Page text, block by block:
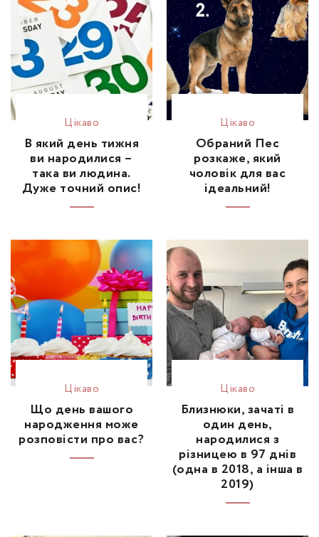
Цікаво
В який день тижня
ви народилися –
така ви людина.
Дуже точний опис!
Цікаво
Обраний Пес
розкаже, який
чоловік для вас
ідеальний!
Цікаво
Що день вашого
народження може
розповісти про вас?
Цікаво
Близнюки, зачаті в
один день,
народилися з
різницею в 97 днів
(одна в 2018, а інша в
2019)